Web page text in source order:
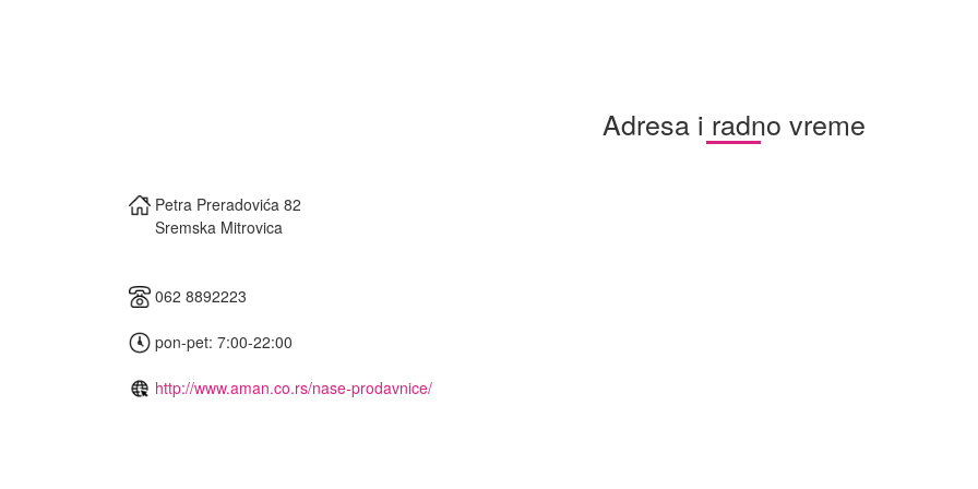
Adresa i radno vreme
Petra Preradovića 82
Sremska Mitrovica
062 8892223
pon-pet: 7:00-22:00
http://www.aman.co.rs/nase-prodavnice/